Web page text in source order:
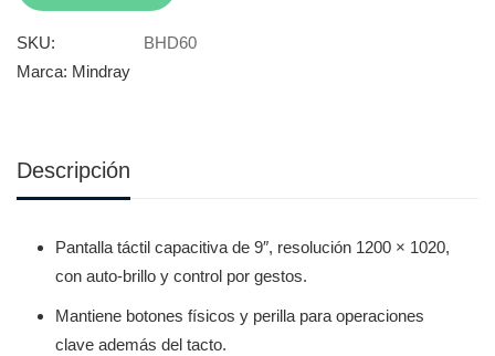
SKU:
BHD60
Marca: Mindray
Descripción
Pantalla táctil capacitiva de 9″, resolución 1200 × 1020,
con auto-brillo y control por gestos.
Mantiene botones físicos y perilla para operaciones
clave además del tacto.